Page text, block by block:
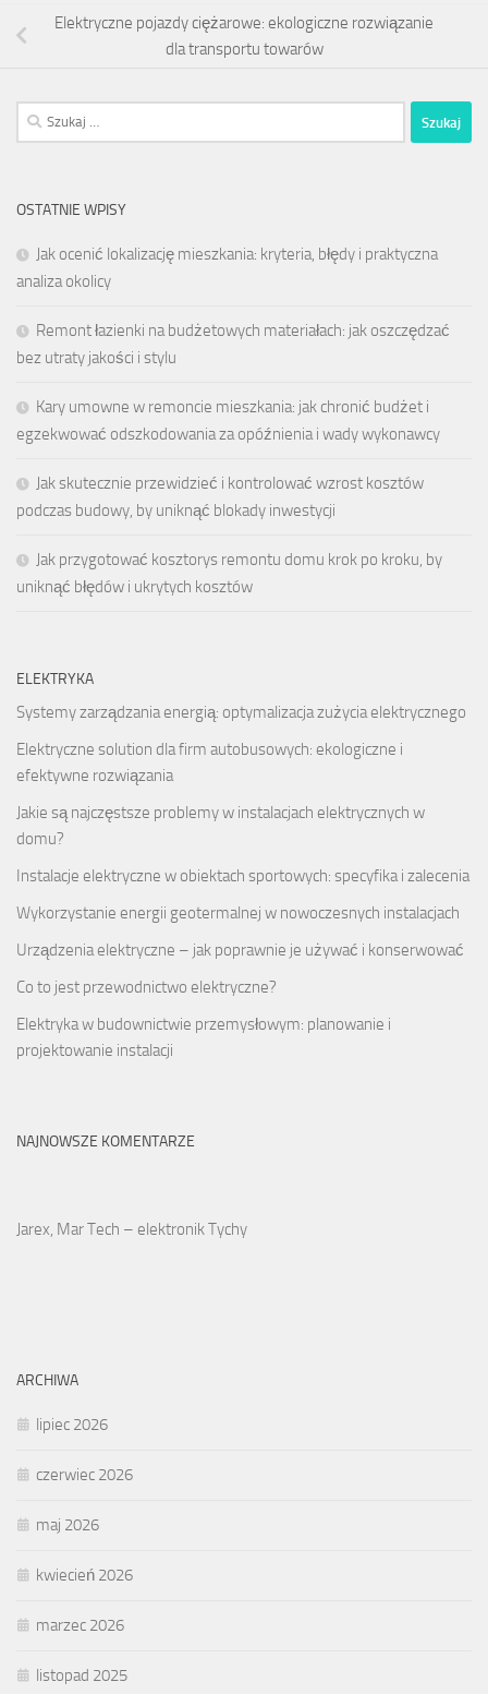
Elektryczne pojazdy ciężarowe: ekologiczne rozwiązanie
dla transportu towarów
Szukaj:
OSTATNIE WPISY
Jak ocenić lokalizację mieszkania: kryteria, błędy i praktyczna
analiza okolicy
Remont łazienki na budżetowych materiałach: jak oszczędzać
bez utraty jakości i stylu
Kary umowne w remoncie mieszkania: jak chronić budżet i
egzekwować odszkodowania za opóźnienia i wady wykonawcy
Jak skutecznie przewidzieć i kontrolować wzrost kosztów
podczas budowy, by uniknąć blokady inwestycji
Jak przygotować kosztorys remontu domu krok po kroku, by
uniknąć błędów i ukrytych kosztów
ELEKTRYKA
Systemy zarządzania energią: optymalizacja zużycia elektrycznego
Elektryczne solution dla firm autobusowych: ekologiczne i
efektywne rozwiązania
Jakie są najczęstsze problemy w instalacjach elektrycznych w
domu?
Instalacje elektryczne w obiektach sportowych: specyfika i zalecenia
Wykorzystanie energii geotermalnej w nowoczesnych instalacjach
Urządzenia elektryczne – jak poprawnie je używać i konserwować
Co to jest przewodnictwo elektryczne?
Elektryka w budownictwie przemysłowym: planowanie i
projektowanie instalacji
NAJNOWSZE KOMENTARZE
Jarex, Mar Tech – elektronik Tychy
ARCHIWA
lipiec 2026
czerwiec 2026
maj 2026
kwiecień 2026
marzec 2026
listopad 2025